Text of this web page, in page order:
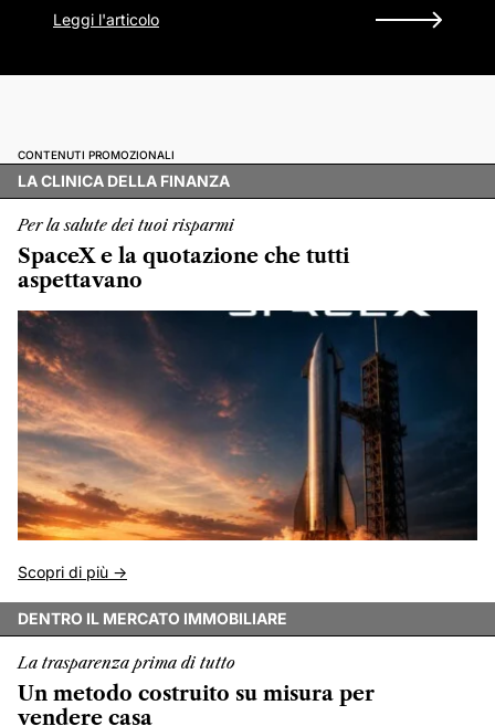
Leggi l'articolo
CONTENUTI PROMOZIONALI
LA CLINICA DELLA FINANZA
Per la salute dei tuoi risparmi
SpaceX e la quotazione che tutti
aspettavano
Scopri di più ->
DENTRO IL MERCATO IMMOBILIARE
La trasparenza prima di tutto
Un metodo costruito su misura per
vendere casa